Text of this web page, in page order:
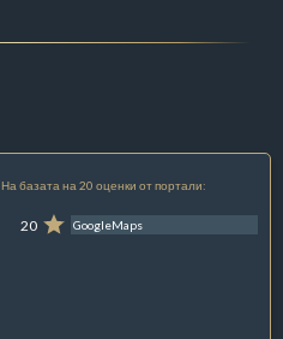
На базата на 20 оценки от портали:
20 GoogleMaps